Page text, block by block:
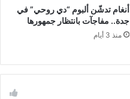
أنغام تدشّن ألبوم “دي روحي” في
جدة.. مفاجآت بانتظار جمهورها
منذ 3 أيام